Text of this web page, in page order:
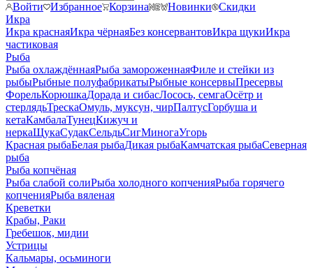
Войти Избранное Корзина Новинки Скидки
Икра
Икра краснаяИкра чёрнаяБез консервантовИкра щукиИкра
частиковая
Рыба
Рыба охлаждённаяРыба замороженнаяФиле и стейки из
рыбыРыбные полуфабрикатыРыбные консервыПресервы
ФорельКорюшкаДорада и сибасЛосось, семгаОсётр и
стерлядьТрескаОмуль, муксун, чирПалтусГорбуша и
кетаКамбалаТунецКижуч и
неркаЩукаСудакСельдьСигМиногаУгорь
Красная рыбаБелая рыбаДикая рыбаКамчатская рыбаСеверная
рыба
Рыба копчёная
Рыба слабой солиРыба холодного копченияРыба горячего
копченияРыба вяленая
Креветки
Крабы, Раки
Гребешок, мидии
Устрицы
Кальмары, осьминоги